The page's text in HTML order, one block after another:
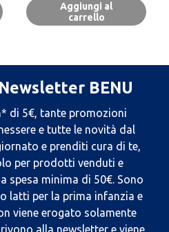
Aggiungi al
carrello
BENU
di 5€, tante promozioni
e tutte le novità dal
e prenditi cura di te,
per prodotti venduti e
spesa minima di 50€. Sono
latti per la prima infanzia e
viene erogato solamente
alla newsletter e viene